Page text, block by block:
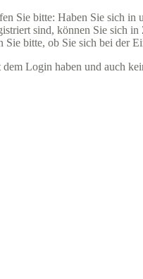
bitte: Haben Sie sich in
sind, können Sie
Sie bitte, ob Sie sich bei der
Login haben und auch